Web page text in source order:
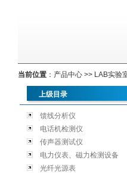
当前位置 ： 产品中心 >> LAB实验
上级目录
馈线分析仪
电话机检测仪
传声器测试仪
电力仪表、磁力检测设备
光纤光源表